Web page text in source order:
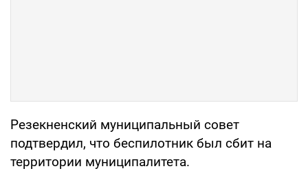
Резекненский муниципальный совет
подтвердил, что беспилотник был сбит на
территории муниципалитета.